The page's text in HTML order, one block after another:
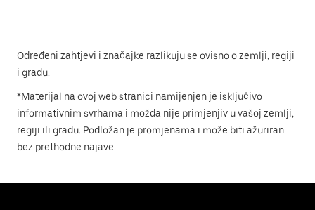
Određeni zahtjevi i značajke razlikuju se ovisno o zemlji, regiji
i gradu.
*Materijal na ovoj web stranici namijenjen je isključivo
informativnim svrhama i možda nije primjenjiv u vašoj zemlji,
regiji ili gradu. Podložan je promjenama i može biti ažuriran
bez prethodne najave.